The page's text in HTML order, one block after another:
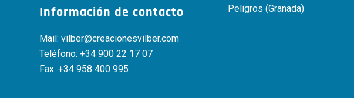
Información de contacto
Mail: vilber@creacionesvilber.com
Teléfono: +34 900 22 17 07
Fax: +34 958 400 995
Peligros (Granada)